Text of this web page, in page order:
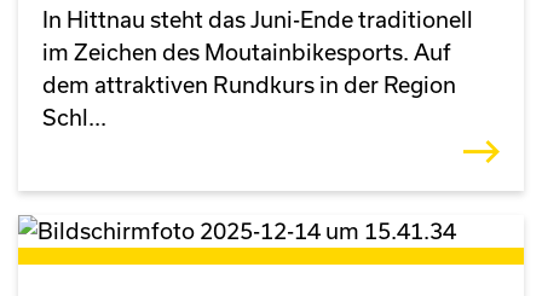
In Hittnau steht das Juni-Ende traditionell
im Zeichen des Moutainbikesports. Auf
dem attraktiven Rundkurs in der Region
Schl...